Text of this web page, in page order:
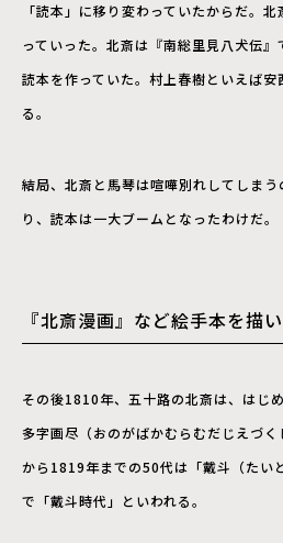
「読本」に移り変わっていたからだ。
っていった。北斎は『南総里見八犬伝』
読本を作っていた。村上春樹といえば
る。
結局、北斎と馬琴は喧嘩別れしてしま
り、読本は一大ブームとなったわけだ。
『北斎漫画』など絵手本を描
その後1810年、五十路の北斎は、はじ
多字画尽（おのがばかむらむだじえづ
から1819年までの50代は「戴斗（たい
で「戴斗時代」といわれる。